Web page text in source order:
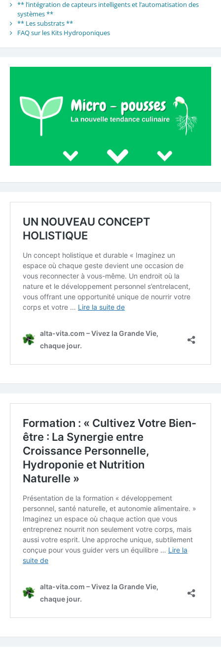
** l’intégration de capteurs intelligents et l’automatisation des
systèmes **
** Les substrats **
FAQ sur les Kits Hydroponiques